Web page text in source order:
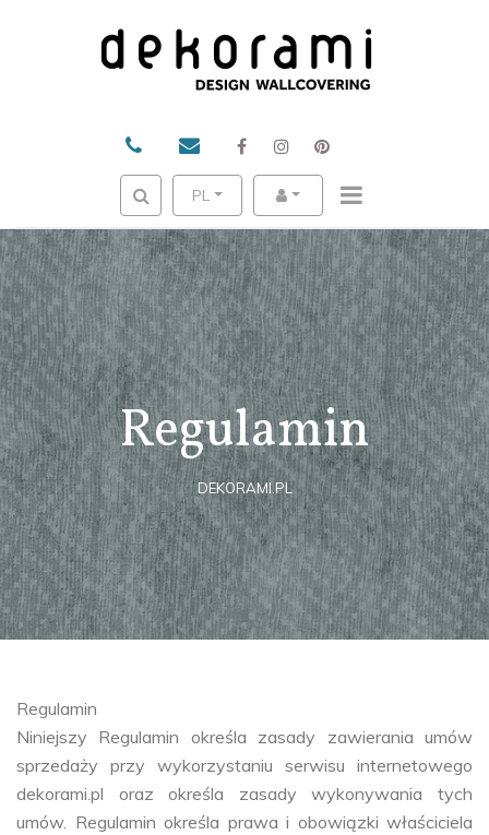
PL
Regulamin
DEKORAMI.PL
Regulamin
Niniejszy Regulamin określa zasady zawierania umów
sprzedaży przy wykorzystaniu serwisu internetowego
dekorami.pl oraz określa zasady wykonywania tych
umów. Regulamin określa prawa i obowiązki właściciela